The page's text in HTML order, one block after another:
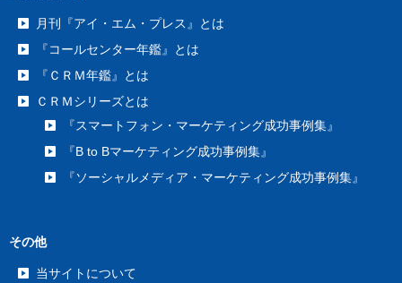
月刊『アイ・エム・プレス』とは
『コールセンター年鑑』とは
『ＣＲＭ年鑑』とは
ＣＲＭシリーズとは
『スマートフォン・マーケティング成功事例集』
『B to Bマーケティング成功事例集』
『ソーシャルメディア・マーケティング成功事例集』
その他
当サイトについて